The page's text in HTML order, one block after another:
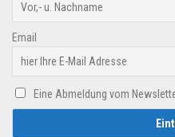
Email
Eine Abmeldung vom